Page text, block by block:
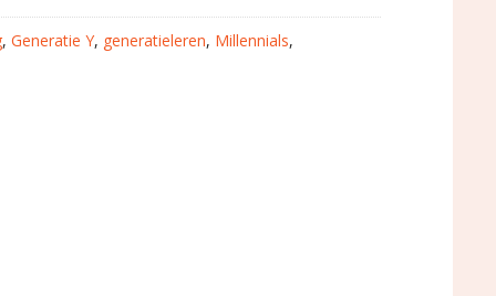
, Generatie Y, generatieleren, Millennials,